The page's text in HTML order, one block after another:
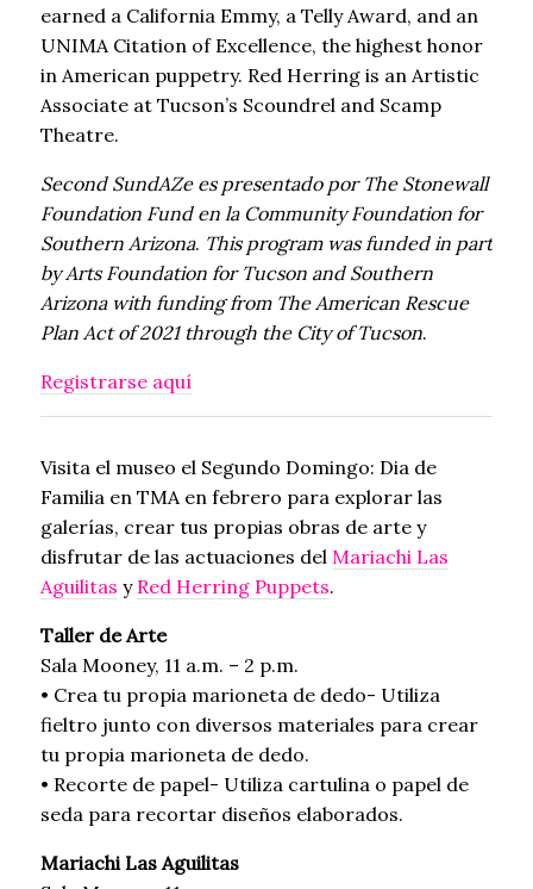
earned a California Emmy, a Telly Award, and an
UNIMA Citation of Excellence, the highest honor
in American puppetry. Red Herring is an Artistic
Associate at Tucson’s Scoundrel and Scamp
Theatre.
Second SundAZe es presentado por The Stonewall
Foundation Fund en la Community Foundation for
Southern Arizona. This program was funded in part
by Arts Foundation for Tucson and Southern
Arizona with funding from The American Rescue
Plan Act of 2021 through the City of Tucson.
Registrarse aquí
Visita el museo el Segundo Domingo: Dia de
Familia en TMA en febrero para explorar las
galerías, crear tus propias obras de arte y
disfrutar de las actuaciones del Mariachi Las
Aguilitas y Red Herring Puppets.
Taller de Arte
Sala Mooney, 11 a.m. – 2 p.m.
• Crea tu propia marioneta de dedo- Utiliza
fieltro junto con diversos materiales para crear
tu propia marioneta de dedo.
• Recorte de papel- Utiliza cartulina o papel de
seda para recortar diseños elaborados.
Mariachi Las Aguilitas